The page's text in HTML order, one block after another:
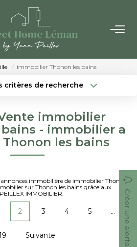
ACHETER
VENDRE
Sommes-Nous
Notre Équipe
Nous Rejoindre
immobilier Thonon les bains
critères de recherche
Budget max
Créer une alerte
immobilier
- immobilier a
les bains
annonces immobilière de immobilier Thonon
sur Thonon les bains grâce aux
IMMOBILIER.
Créer une alerte
2 3 4 5 ...
Suivante